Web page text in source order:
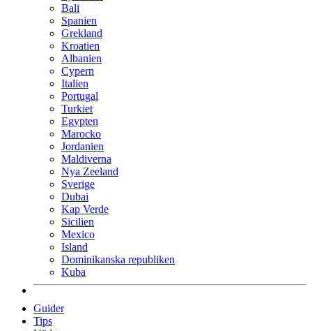
Bali
Spanien
Grekland
Kroatien
Albanien
Cypern
Italien
Portugal
Turkiet
Egypten
Marocko
Jordanien
Maldiverna
Nya Zeeland
Sverige
Dubai
Kap Verde
Sicilien
Mexico
Island
Dominikanska republiken
Kuba
Guider
Tips